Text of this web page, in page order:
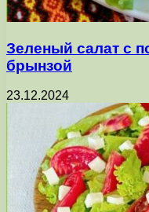
Зеленый салат с
брынзой
23.12.2024